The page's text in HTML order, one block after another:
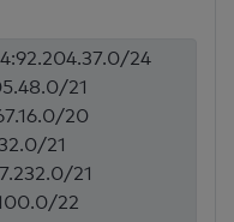
24
21
20
21
21
22